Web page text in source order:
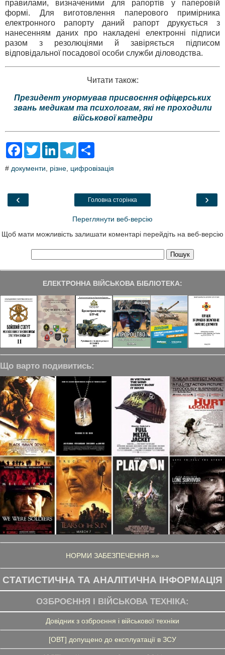
правилами, визначеними для рапортів у паперовій
формі. Для виготовлення паперового примірника
електронного рапорту даний рапорт друкується з
нанесенням даних про накладені електронні підписи
разом з резолюціями й завіряється підписом
відповідальної посадової особи служби діловодства.
Читати також:
Президент унормував присвоєння офіцерських
звань медикам та психологам, які не проходили
військової катедри
F
e
o
T
t
L
k
T
e
a
r
# документи різне цифровізація
‹ ›
Головна сторінка
Переглянути веб-версію
Щоб мати можливість залишати коментарі перейдіть на веб-версію
ЕЛЕКТРОННА ВІЙСЬКОВА БІБЛІОТЕКА:
Що варто подивитись:
НОРМИ ЗАБЕЗПЕЧЕННЯ »»
СТАТИСТИЧНА ТА АНАЛІТИЧНА ІНФОРМАЦІЯ
ОЗБРОЄННЯ І ВІЙСЬКОВА ТЕХНІКА:
Довідник з озброєння і військової техніки
[ОВТ] допущено до експлуатації в ЗСУ